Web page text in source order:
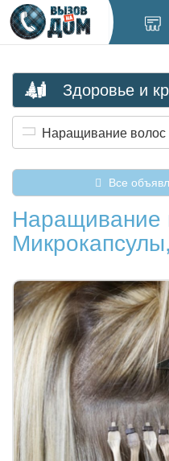
новое
Здоровье и
Наращивание волос
Все
Наращивание